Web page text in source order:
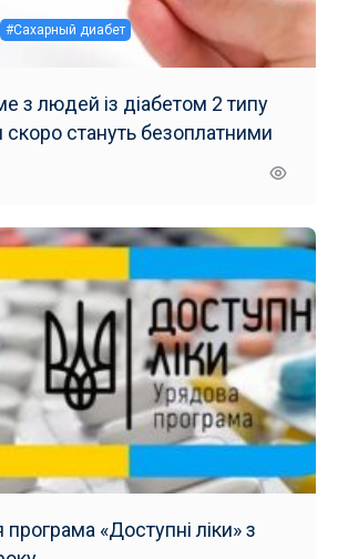
#Сахарный диабет
з людей із діабетом 2 типу
стануть безоплатними
програма «Доступні ліки» з